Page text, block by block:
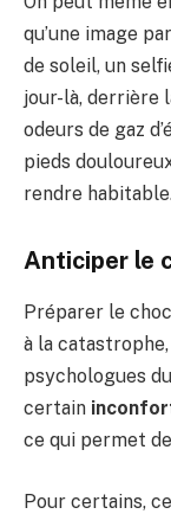
qu’une image
de soleil, un
jour-là, derrière
odeurs de gaz
pieds
rendre
Anticiper le
Préparer le
à la catastrophe,
psychologues
certain
ce qui permet
Pour certains,